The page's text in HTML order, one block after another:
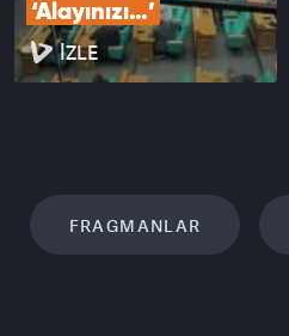
‘Alayınızı…’
İZLE
FRAGMANLAR